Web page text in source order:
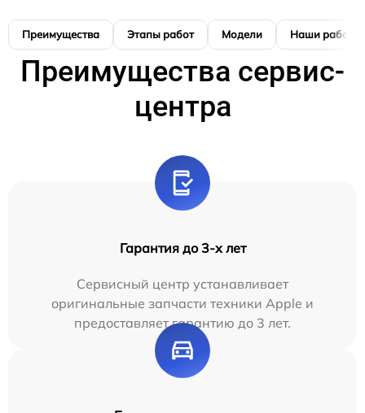
Преимущества Этапы работ Модели Наши работы
Преимущества сервис-
центра
Гарантия до 3-х лет
Сервисный центр устанавливает
оригинальные запчасти техники Apple и
предоставляет гарантию до 3 лет.